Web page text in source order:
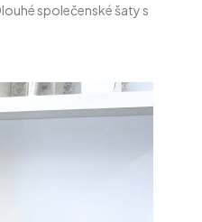
společenské šaty s